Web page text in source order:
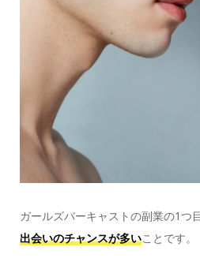
ガールズバーキャストの副業の1つ
出会いのチャンスが多いことです。